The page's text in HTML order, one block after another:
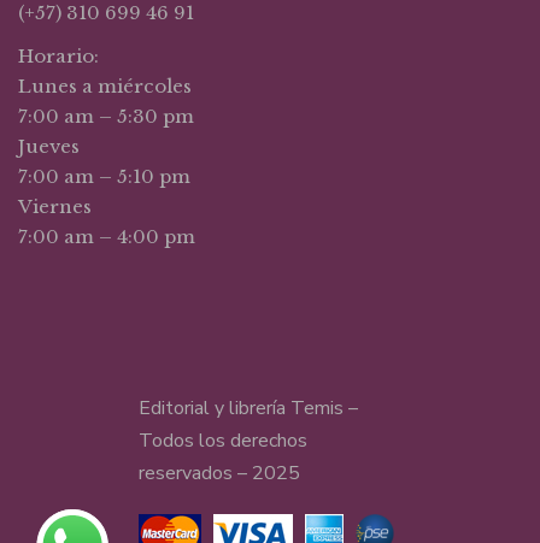
(+57) 310 699 46 91
Horario:
Lunes a miércoles
7:00 am – 5:30 pm
Jueves
7:00 am – 5:10 pm
Viernes
7:00 am – 4:00 pm
Editorial y librería Temis –
Todos los derechos
reservados – 2025